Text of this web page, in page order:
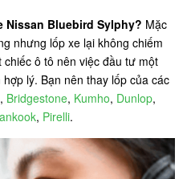
Nissan Bluebird Sylphy? Mặc
nhưng lốp xe lại không chiếm
ô tô nên việc đầu tư một
lý. Bạn nên thay lốp của các
, Bridgestone, Kumho, Dunlop,
, Pirelli.